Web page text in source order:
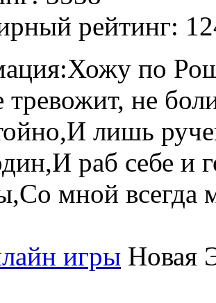
рейтинг:
Хожу по
тревожит, не
лишь
раб себе и
мной всегда
игры Новая